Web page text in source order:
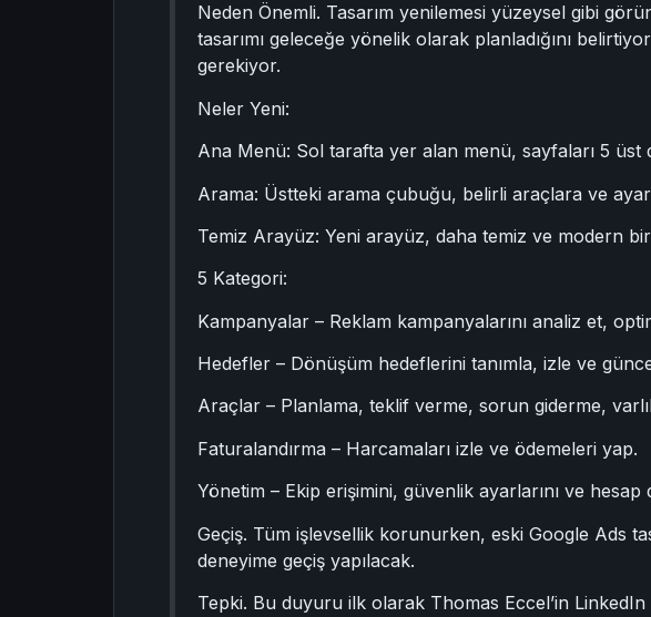
Neden Önemli. Tasarım yenilemesi yüzeysel gibi
tasarımı geleceğe yönelik olarak planladığını
gerekiyor.
Neler Yeni:
Ana Menü: Sol tarafta yer alan menü, sayfaları 5 üst
Arama: Üstteki arama çubuğu, belirli araçlara ve
Temiz Arayüz: Yeni arayüz, daha temiz ve modern
5 Kategori:
Kampanyalar – Reklam kampanyalarını analiz et,
Hedefler – Dönüşüm hedeflerini tanımla, izle ve
Araçlar – Planlama, teklif verme, sorun giderme,
Faturalandırma – Harcamaları izle ve ödemeleri yap.
Yönetim – Ekip erişimini, güvenlik ayarlarını ve hesap
Geçiş. Tüm işlevsellik korunurken, eski Google Ads
deneyime geçiş yapılacak.
Tepki. Bu duyuru ilk olarak Thomas Eccel’in